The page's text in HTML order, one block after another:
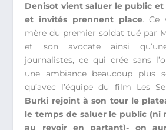
Denisot vient saluer le public
et invités prennent place. Ce
mère du premier soldat tué par
et son avocate ainsi
journalistes, ce qui crée sans
une ambiance beaucoup plus
qu’avec l’équipe du film Les
Burki rejoint à son tour le
le temps de saluer le public (ni
au revoir en partant)- on